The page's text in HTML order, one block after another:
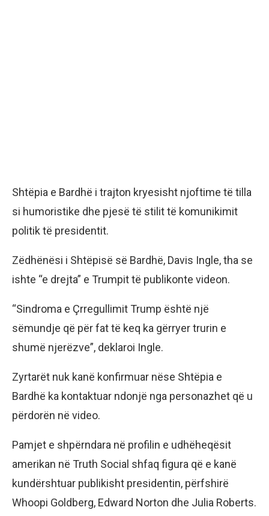
Shtëpia e Bardhë i trajton kryesisht njoftime të tilla
si humoristike dhe pjesë të stilit të komunikimit
politik të presidentit.
Zëdhënësi i Shtëpisë së Bardhë, Davis Ingle, tha se
ishte “e drejta” e Trumpit të publikonte videon.
“Sindroma e Çrregullimit Trump është një
sëmundje që për fat të keq ka gërryer trurin e
shumë njerëzve”, deklaroi Ingle.
Zyrtarët nuk kanë konfirmuar nëse Shtëpia e
Bardhë ka kontaktuar ndonjë nga personazhet që u
përdorën në video.
Pamjet e shpërndara në profilin e udhëheqësit
amerikan në Truth Social shfaq figura që e kanë
kundërshtuar publikisht presidentin, përfshirë
Whoopi Goldberg, Edward Norton dhe Julia Roberts.